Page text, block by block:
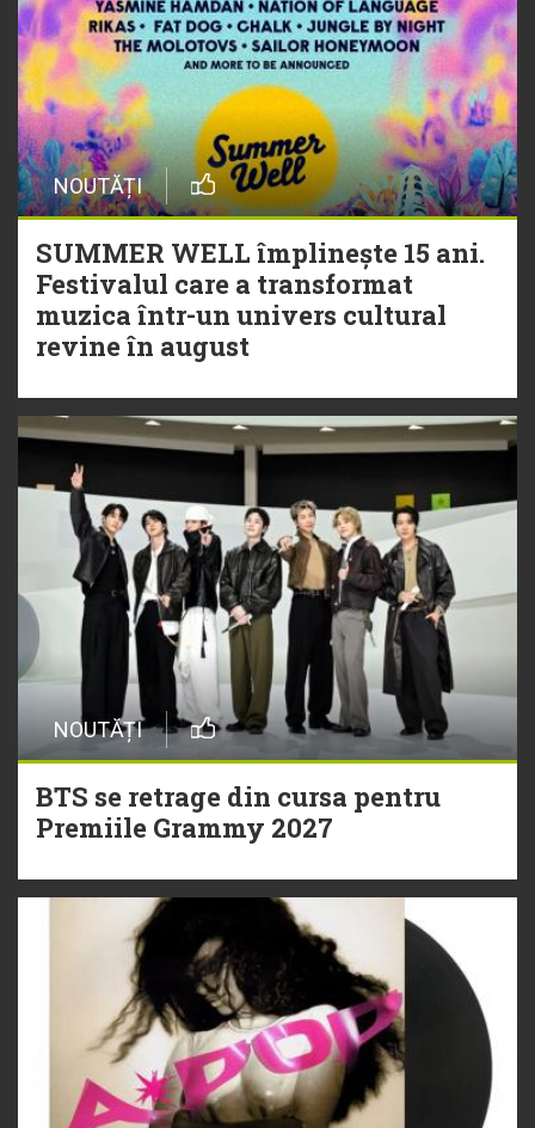
NOUTĂȚI
SUMMER WELL împlinește 15 ani.
Festivalul care a transformat
muzica într-un univers cultural
revine în august
NOUTĂȚI
BTS se retrage din cursa pentru
Premiile Grammy 2027